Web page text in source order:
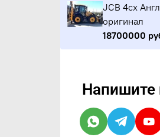
JCB 4cx
оригинал
18700000
Напишите